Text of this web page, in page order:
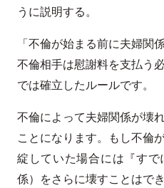
うに説明する。
「不倫が始まる前に夫婦関
不倫相手は慰謝料を支払う
では確立したルールです。
不倫によって夫婦関係が壊
ことになります。もし不倫
綻していた場合には『す
係）をさらに壊すことはで